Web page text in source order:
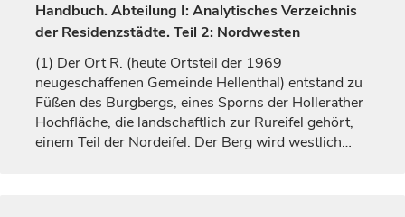
Handbuch. Abteilung I: Analytisches Verzeichnis
der Residenzstädte. Teil 2: Nordwesten
(1) Der Ort R. (heute Ortsteil der 1969
neugeschaffenen Gemeinde Hellenthal) entstand zu
Füßen des Burgbergs, eines Sporns der Hollerather
Hochfläche, die landschaftlich zur Rureifel gehört,
einem Teil der Nordeifel. Der Berg wird westlich…